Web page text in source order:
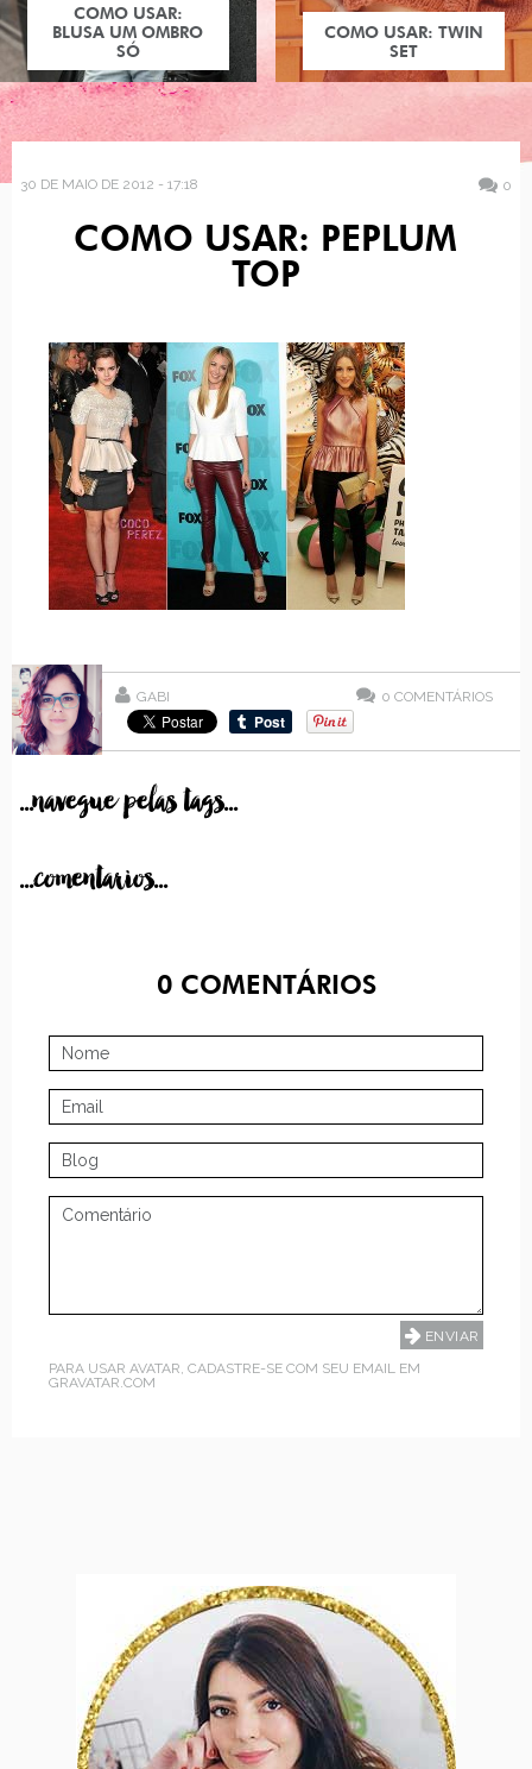
COMO USAR:
BLUSA UM OMBRO
SÓ
COMO USAR: TWIN
SET
30 DE MAIO DE 2012 - 17:18 0
COMO USAR: PEPLUM
TOP
GABI 0 COMENTÁRIOS
...navegue pelas tags...
...comentarios...
0COMENTÁRIOS
PARA USAR AVATAR, CADASTRE-SE COM SEU EMAIL EM
GRAVATAR.COM